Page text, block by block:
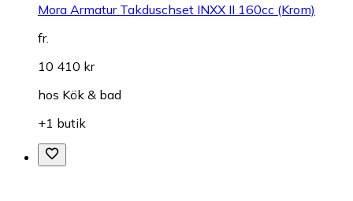
Mora Armatur Takduschset INXX II 160cc (Krom)
fr.
10 410 kr
hos Kök & bad
+1 butik